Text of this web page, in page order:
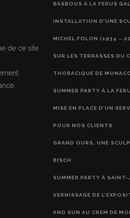
de ce site
BASBOUS À LA FERUS
INSTALLATION D’UNE
MICHEL FOLON (1934 –
SUR LES TERRASSES DU
THORACIQUE DE
SUMMER PARTY À LA
MISE EN PLACE D’UN
POUR NOS CLIENTS
GRAND OURS, UNE
BISCH
SUMMER PARTY À
VERNISSAGE DE
AND SUN AU CREM DE